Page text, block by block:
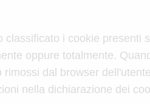
classificato i cookie presenti
oppure totalmente.
rimossi dal browser
nella dichiarazione dei